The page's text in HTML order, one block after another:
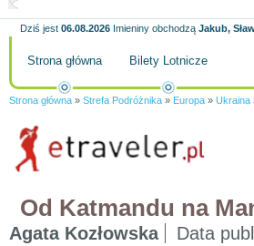
Dziś jest 06.08.2026 Imieniny obchodzą Jakub,
Strona główna Bilety Lotnicze
Strona główna » Strefa Podróżnika » Europa » Ukraina
Od Katmandu na
Agata Kozłowska Data